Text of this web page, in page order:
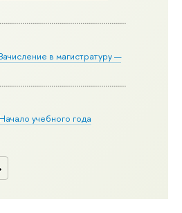
в магистратуру —
учебного года